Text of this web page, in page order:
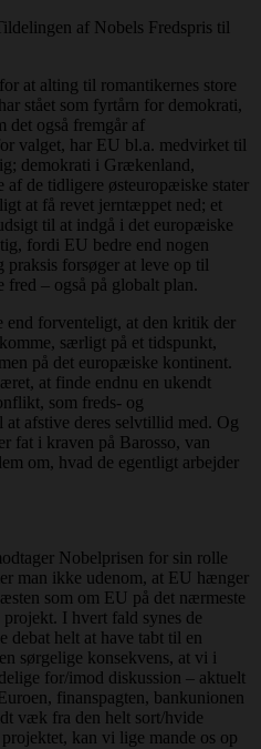
af Nobels Fredspris til
at alting til romantikernes store
stået som fyrtårn for demokrati,
det også fremgår af
valget, har EU bl.a. medvirket til
demokrati i Grækenland,
af de tidligere østeuropæiske stater
at få revet jerntæppet ned; et
til at indgå i det europæiske
fordi EU bedre end nogen
praksis forsøger at leve op til
fred – også på globalt plan.
end forventeligt, at den kritik der
særligt på et tidspunkt,
på det europæiske kontinent.
at finde endnu en ukendt
som freds- og
afstive deres selvtillid med. Og
fat i kraven på Barosso, van
om, hvad de egentligt arbejder
Nobelprisen for sin rolle
man ikke udenom, at EU hænger
som om EU på det nærmeste
I hvert fald synes de
debat helt at have tabt til en
sørgelige konsekvens, at vi i
for/imod diskussion – aktuelt
finanspagten, bankunionen
væk fra den helt sort/hvide
kan vi lige mande os op